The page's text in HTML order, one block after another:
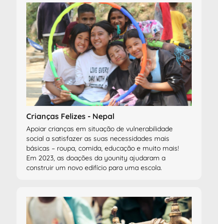
Crianças Felizes - Nepal
Apoiar crianças em situação de vulnerabilidade
social a satisfazer as suas necessidades mais
básicas – roupa, comida, educação e muito mais!
Em 2023, as doações da younity ajudaram a
construir um novo edifício para uma escola.